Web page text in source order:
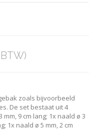
zoals bijvoorbeeld
De set bestaat uit 4
9 cm lang; 1x naald ø 3
1x naald ø 5 mm, 2 cm